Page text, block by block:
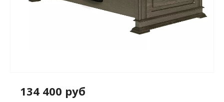
134 400 руб